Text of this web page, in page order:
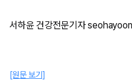
서하윤 건강전문기자
[원문 보기]